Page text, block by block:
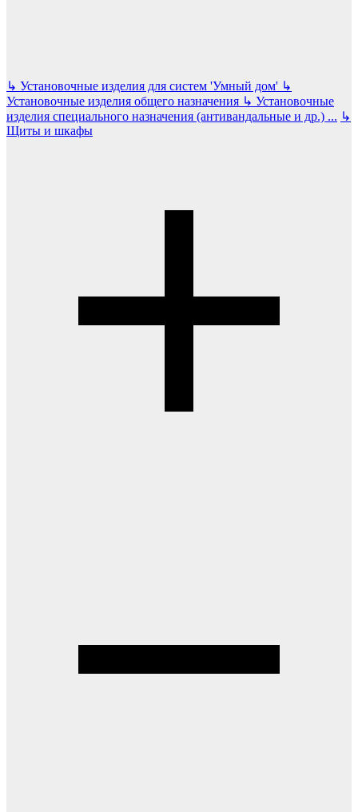
↳ Установочные изделия для систем 'Умный дом' ↳
Установочные изделия общего назначения ↳ Установочные
изделия специального назначения (антивандальные и др.) ... ↳
Щиты и шкафы